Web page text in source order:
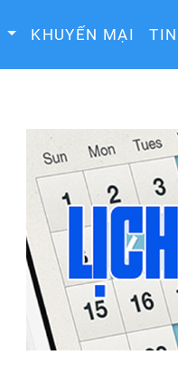
KHUYẾN MẠI